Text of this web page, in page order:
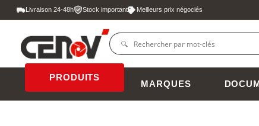
Livraison 24-48h Stock important Meilleurs prix négociés
PRODUITS
MARQUES